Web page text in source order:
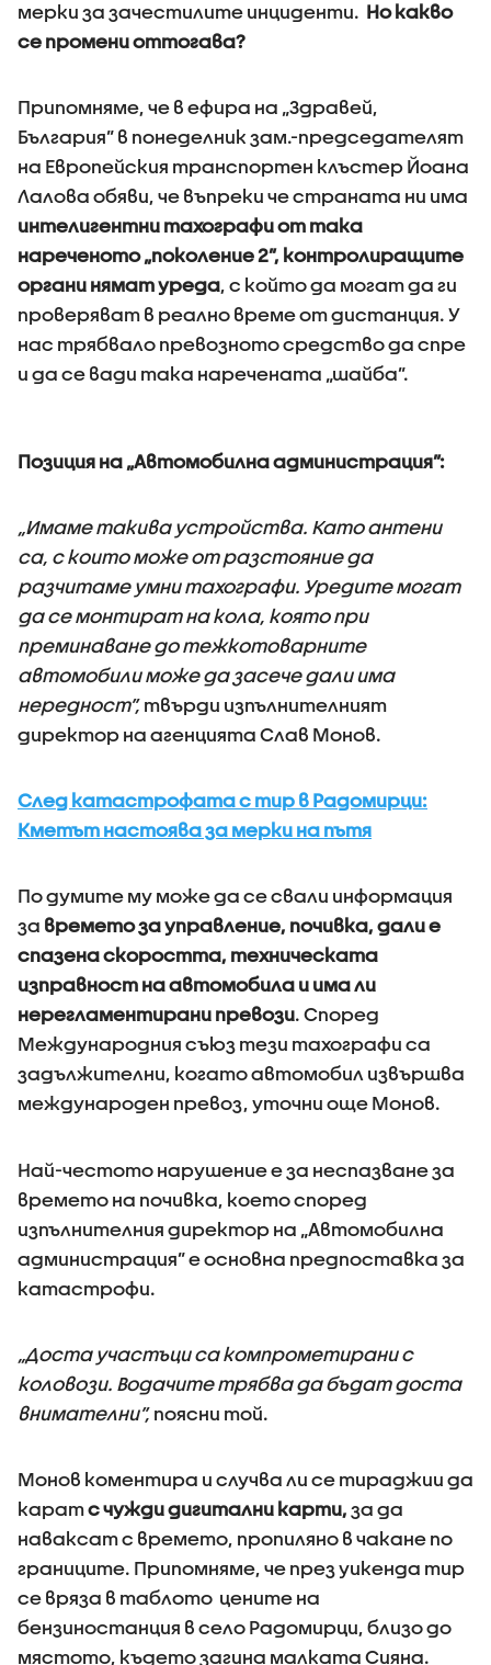
мерки за зачестилите инциденти. Но какво
се промени оттогава?
Припомняме, че в ефира на „Здравей,
България” в понеделник зам.-председателят
на Европейския транспортен клъстер Йоана
Лалова обяви, че въпреки че страната ни има
интелигентни тахографи от така
нареченото „поколение 2”, контролиращите
органи нямат уреда, с който да могат да ги
проверяват в реално време от дистанция. У
нас трябвало превозното средство да спре
и да се вади така наречената „шайба”.
Позиция на „Автомобилна администрация”:
„Имаме такива устройства. Като антени
са, с които може от разстояние да
разчитаме умни тахографи. Уредите могат
да се монтират на кола, която при
преминаване до тежкотоварните
автомобили може да засече дали има
нередност”, твърди изпълнителният
директор на агенцията Слав Монов.
След катастрофата с тир в Радомирци:
Кметът настоява за мерки на пътя
По думите му може да се свали информация
за времето за управление, почивка, дали е
спазена скоростта, техническата
изправност на автомобила и има ли
нерегламентирани превози. Според
Международния съюз тези тахографи са
задължителни, когато автомобил извършва
международен превоз, уточни още Монов.
Най-честото нарушение е за неспазване за
времето на почивка, което според
изпълнителния директор на „Автомобилна
администрация” е основна предпоставка за
катастрофи.
„Доста участъци са компрометирани с
коловози. Водачите трябва да бъдат доста
внимателни”, поясни той.
Монов коментира и случва ли се тираджии да
каратс чужди дигитални карти, за да
наваксат с времето, пропиляно в чакане по
границите. Припомняме, че през уикенда тир
се вряза в таблото цените на
бензиностанция в село Радомирци, близо до
мястото, където загина малката Сияна.